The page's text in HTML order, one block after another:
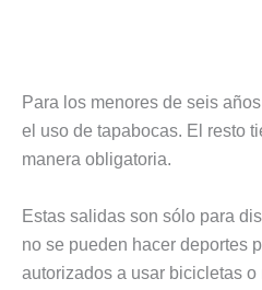
Para los menores de seis
el uso de tapabocas. El resto
manera obligatoria.
Estas salidas son sólo para
no se pueden hacer deportes
autorizados a usar bicicletas